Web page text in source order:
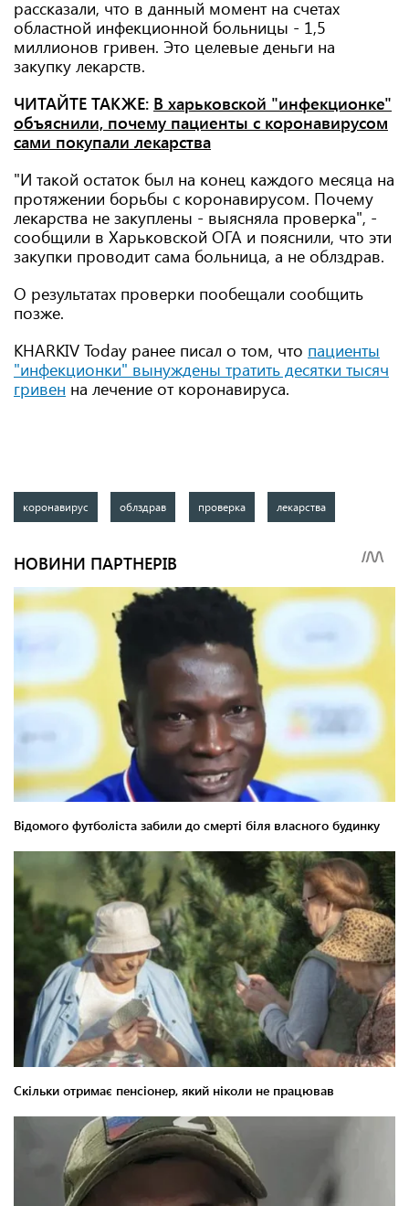
рассказали, что в данный момент на счетах
областной инфекционной больницы - 1,5
миллионов гривен. Это целевые деньги на
закупку лекарств.
ЧИТАЙТЕ ТАКЖЕ: В харьковской "инфекционке"
объяснили, почему пациенты с коронавирусом
сами покупали лекарства
"И такой остаток был на конец каждого месяца на
протяжении борьбы с коронавирусом. Почему
лекарства не закуплены - выясняла проверка", -
сообщили в Харьковской ОГА и пояснили, что эти
закупки проводит сама больница, а не облздрав.
О результатах проверки пообещали сообщить
позже.
KHARKIV Today ранее писал о том, что пациенты
"инфекционки" вынуждены тратить десятки тысяч
гривен на лечение от коронавируса.
коронавирус облздрав проверка лекарства